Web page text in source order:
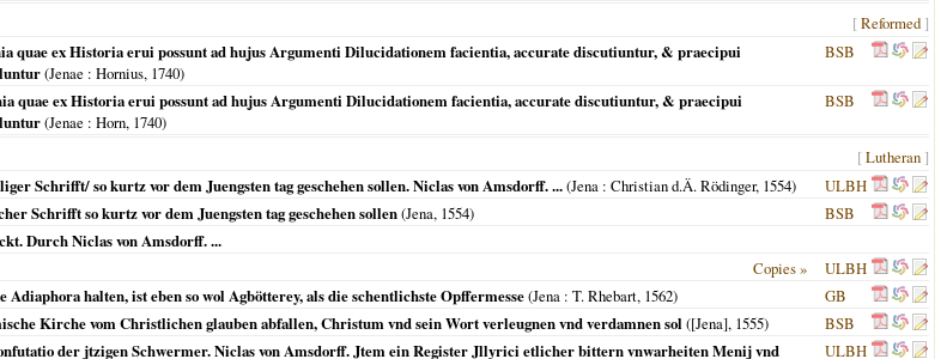
[Reformed ]
quae ex Historia erui possunt ad hujus Argumenti Dilucidationem facientia, accurate discutiuntur, & praecipui
(Jenae : Hornius, 1740)
BSB
quae ex Historia erui possunt ad hujus Argumenti Dilucidationem facientia, accurate discutiuntur, & praecipui
(Jenae : Horn, 1740)
BSB
[Lutheran ]
Schrifft/ so kurtz vor dem Juengsten tag geschehen sollen. Niclas von Amsdorff. ...(Jena : Christian d.Ä. Rödinger, 1554)
ULBH
Schrifft so kurtz vor dem Juengsten tag geschehen sollen(Jena, 1554)
BSB
Durch Niclas von Amsdorff. ...
Copies »
ULBH
halten, ist eben so wol Agbötterey, als die schentlichste Opffermesse(Jena : T. Rhebart, 1562)
GB
Kirche vom Christlichen glauben abfallen, Christum vnd sein Wort verleugnen vnd verdamnen sol ([Jena], 1555)
BSB
der jtzigen Schwermer. Niclas von Amsdorff. Jtem ein Register Jllyrici etlicher bittern vnwarheiten Menij vnd
ULBH